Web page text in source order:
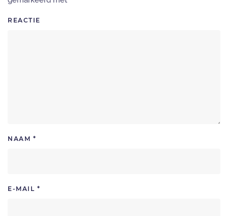
REACTIE
NAAM *
E-MAIL *